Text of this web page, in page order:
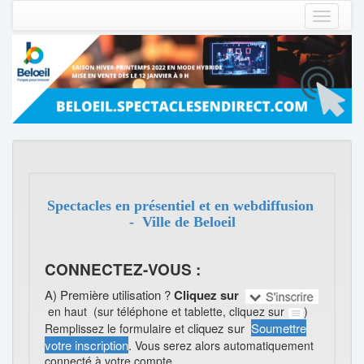
Toggle
Spectacles en présentiel et en webdiffusion
- Ville de Beloeil
CONNECTEZ-VOUS :
A) Première utilisation ?Cliquez sur
en haut (sur téléphone et tablette, cliquez sur
)
Remplissez le formulaire et cliquez sur Soumettre
votre inscription. Vous serez alors automatiquement